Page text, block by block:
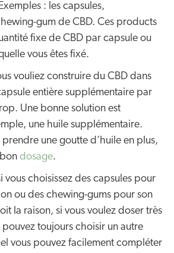
: les capsules,
gum de CBD. Ces products
fixe de CBD par capsule ou
vous êtes fixé.
vouliez construire du CBD dans
entière supplémentaire par
Une bonne solution est
une huile supplémentaire.
une goutte d’huile en plus,
dosage.
vous choisissez des capsules pour
ou des chewing-gums pour son
la raison, si vous voulez doser très
toujours choisir un autre
vous pouvez facilement compléter